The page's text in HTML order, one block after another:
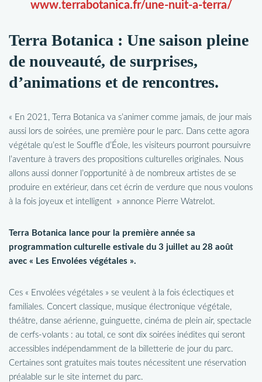
www.terrabotanica.fr/une-nuit-a-terra/
Terra Botanica : Une saison pleine
de nouveauté, de surprises,
d’animations et de rencontres.
« En 2021, Terra Botanica va s’animer comme jamais, de jour mais
aussi lors de soirées, une première pour le parc. Dans cette agora
végétale qu’est le Souffle d’Éole, les visiteurs pourront poursuivre
l’aventure à travers des propositions culturelles originales. Nous
allons aussi donner l’opportunité à de nombreux artistes de se
produire en extérieur, dans cet écrin de verdure que nous voulons
à la fois joyeux et intelligent » annonce Pierre Watrelot.
Terra Botanica lance pour la première année sa
programmation culturelle estivale du 3 juillet au 28 août
avec « Les Envolées végétales ».
Ces « Envolées végétales » se veulent à la fois éclectiques et
familiales. Concert classique, musique électronique végétale,
théâtre, danse aérienne, guinguette, cinéma de plein air, spectacle
de cerfs-volants : au total, ce sont dix soirées inédites qui seront
accessibles indépendamment de la billetterie de jour du parc.
Certaines sont gratuites mais toutes nécessitent une réservation
préalable sur le site internet du parc.